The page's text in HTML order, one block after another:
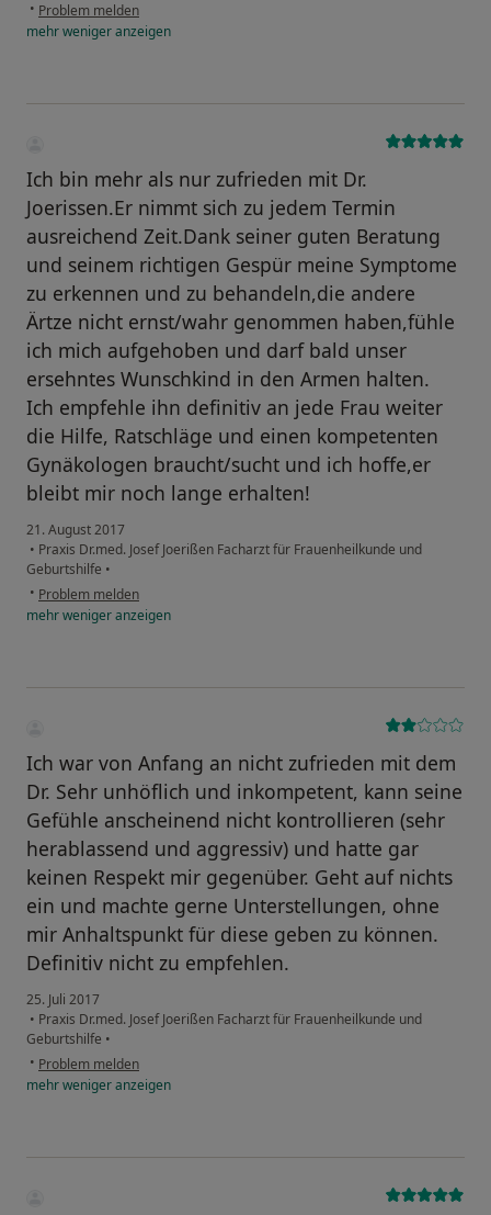
• Problem melden
mehrwenigeranzeigen
Ich bin mehr als nur zufrieden mit Dr.
Joerissen.Er nimmt sich zu jedem Termin
ausreichend Zeit.Dank seiner guten Beratung
und seinem richtigen Gespür meine Symptome
zu erkennen und zu behandeln,die andere
Ärtze nicht ernst/wahr genommen haben,fühle
ich mich aufgehoben und darf bald unser
ersehntes Wunschkind in den Armen halten.
Ich empfehle ihn definitiv an jede Frau weiter
die Hilfe, Ratschläge und einen kompetenten
Gynäkologen braucht/sucht und ich hoffe,er
bleibt mir noch lange erhalten!
21. August 2017
• Praxis Dr.med. Josef Joerißen Facharzt für Frauenheilkunde und
Geburtshilfe •
• Problem melden
mehrwenigeranzeigen
Ich war von Anfang an nicht zufrieden mit dem
Dr. Sehr unhöflich und inkompetent, kann seine
Gefühle anscheinend nicht kontrollieren (sehr
herablassend und aggressiv) und hatte gar
keinen Respekt mir gegenüber. Geht auf nichts
ein und machte gerne Unterstellungen, ohne
mir Anhaltspunkt für diese geben zu können.
Definitiv nicht zu empfehlen.
25. Juli 2017
• Praxis Dr.med. Josef Joerißen Facharzt für Frauenheilkunde und
Geburtshilfe •
• Problem melden
mehrwenigeranzeigen